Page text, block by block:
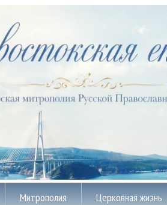
Митрополия Церковная жизнь